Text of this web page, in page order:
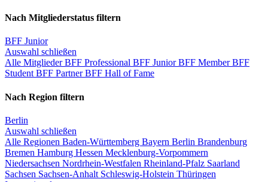
Nach Mitgliederstatus filtern
BFF Junior
Auswahl schließen
Alle MitgliederBFF Professional BFF JuniorBFF MemberBFF
Student BFF PartnerBFF Hall of Fame
Nach Region filtern
Berlin
Auswahl schließen
Alle Regionen Baden-Württemberg Bayern Berlin Brandenburg
Bremen Hamburg Hessen Mecklenburg-Vorpommern
Niedersachsen Nordrhein-Westfalen Rheinland-Pfalz Saarland
Sachsen Sachsen-Anhalt Schleswig-Holstein Thüringen